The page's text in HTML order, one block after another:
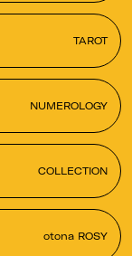
TAROT
NUMEROLOGY
COLLECTION
otona ROSY